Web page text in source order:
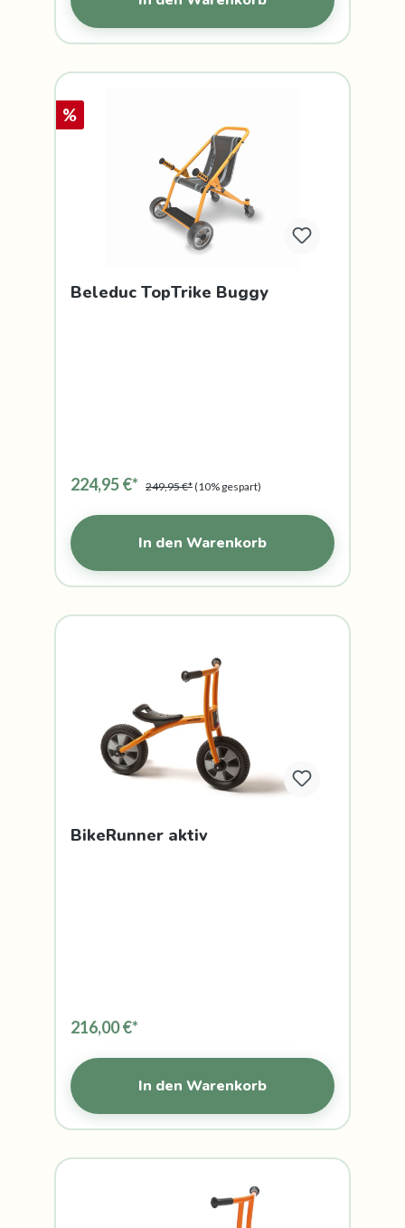
%
Beleduc TopTrike Buggy
224,95 €* 249,95 €*(10% gespart)
In den Warenkorb
BikeRunner aktiv
216,00 €*
In den Warenkorb